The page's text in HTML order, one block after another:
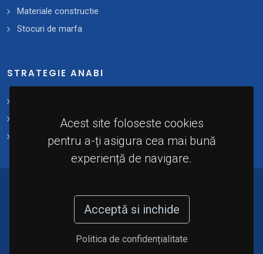
Acest site foloseste cookies
pentru a-ți asigura cea mai bună
experiență de navigare.
Acceptă si inchide
Politica de confidențialitate
Materiale constructie
Stocuri de marfa
STRATEGIE ANABI
Plan 2021 - 2025
Implementare
Bunurilor Indisponibilizate (A.N.A.B.I). Toate
drepturile rezervate.